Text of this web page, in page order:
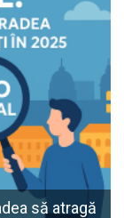
să atragă